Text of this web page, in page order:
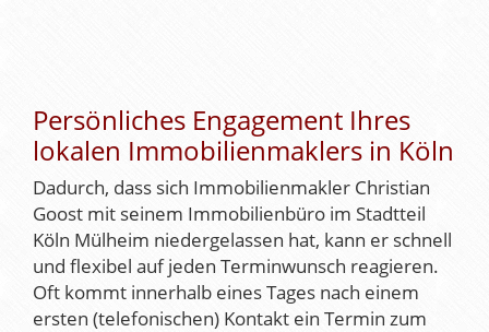
Persönliches Engagement Ihres
lokalen Immobilienmaklers in Köln
Dadurch, dass sich Immobilienmakler Christian
Goost mit seinem Immobilienbüro im Stadtteil
Köln Mülheim niedergelassen hat, kann er schnell
und flexibel auf jeden Terminwunsch reagieren.
Oft kommt innerhalb eines Tages nach einem
ersten (telefonischen) Kontakt ein Termin zum